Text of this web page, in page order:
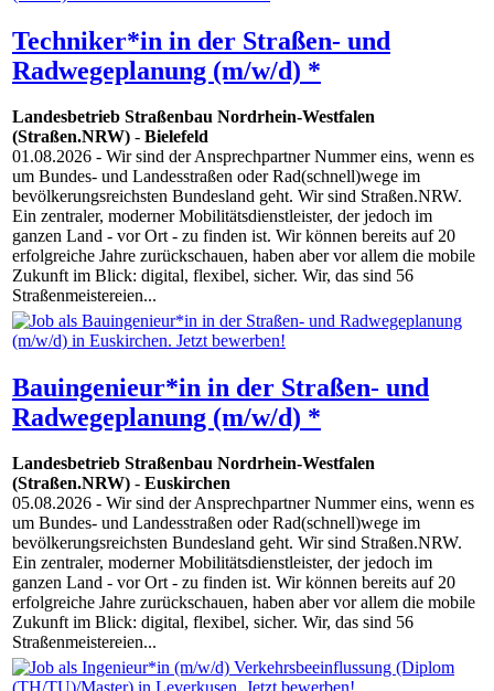
Techniker*in in der Straßen- und
Radwegeplanung (m/w/d) *
Landesbetrieb Straßenbau Nordrhein-Westfalen
(Straßen.NRW) - Bielefeld
01.08.2026 - Wir sind der Ansprechpartner Nummer eins, wenn es
um Bundes- und Landesstraßen oder Rad(schnell)wege im
bevölkerungsreichsten Bundesland geht. Wir sind Straßen.NRW.
Ein zentraler, moderner Mobilitätsdienstleister, der jedoch im
ganzen Land - vor Ort - zu finden ist. Wir können bereits auf 20
erfolgreiche Jahre zurückschauen, haben aber vor allem die mobile
Zukunft im Blick: digital, flexibel, sicher. Wir, das sind 56
Straßenmeistereien...
Bauingenieur*in in der Straßen- und
Radwegeplanung (m/w/d) *
Landesbetrieb Straßenbau Nordrhein-Westfalen
(Straßen.NRW) - Euskirchen
05.08.2026 - Wir sind der Ansprechpartner Nummer eins, wenn es
um Bundes- und Landesstraßen oder Rad(schnell)wege im
bevölkerungsreichsten Bundesland geht. Wir sind Straßen.NRW.
Ein zentraler, moderner Mobilitätsdienstleister, der jedoch im
ganzen Land - vor Ort - zu finden ist. Wir können bereits auf 20
erfolgreiche Jahre zurückschauen, haben aber vor allem die mobile
Zukunft im Blick: digital, flexibel, sicher. Wir, das sind 56
Straßenmeistereien...